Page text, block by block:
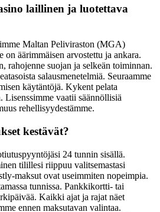
laillinen ja luotettava
Maltan Peliviraston (MGA)
on äärimmäisen arvostettu ja ankara.
rahojenne suojan ja selkeän toiminnan.
salausmenetelmiä. Seuraamme
käytäntöjä. Kykent pelata
Lisenssimme vaatii säännöllisiä
rehellisyydestämme.
kestävät?
24 tunnin sisällä.
tilillesi riippuu valitsemastasi
maksut ovat useimmiten nopeimpia.
tunnissa. Pankkikortti- tai
Kaikki ajat ja rajat näet
ennen maksutavan valintaa.